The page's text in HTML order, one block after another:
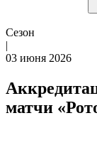
Сезон
|
03 июня 2026
матчи